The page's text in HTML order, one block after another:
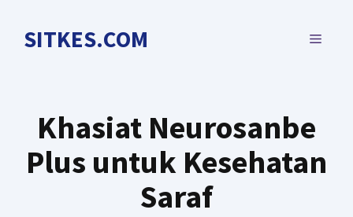
SITKES.COM MENU
Khasiat Neurosanbe
Plus untuk Kesehatan
Saraf